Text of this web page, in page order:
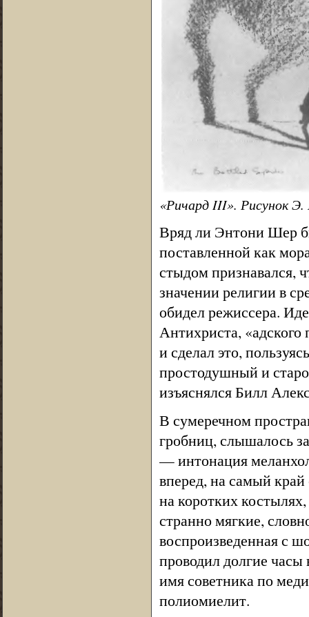
«Ричард III». Рисунок
Вряд ли Энтони Шер
поставленной как
стыдом признавался,
значении религии в
обидел режиссера.
Антихриста, «адского
и сделал это,
простодушный и
изъяснялся Билл
В сумеречном
гробниц, слышалось
— интонация
вперед, на самый
на коротких
странно мягкие,
воспроизведенная с
проводил долгие часы
имя советника по
полиомиелит.